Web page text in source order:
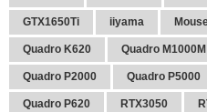
GTX1650Ti iiyama
Quadro K620 Quadro M1000M
Quadro P2000 Quadro P5000
Quadro P620 RTX3050